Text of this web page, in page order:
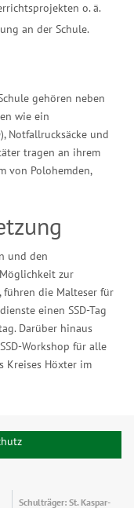
o. ä.
an der Schule.
gehören neben
wie ein
Notfallrucksäcke und
tragen an ihrem
von Polohemden,
und den
zur
führen die Malteser für
einen SSD-Tag
Darüber hinaus
Workshop für alle
Kreises Höxter im
Schulträger: St. Kaspar-